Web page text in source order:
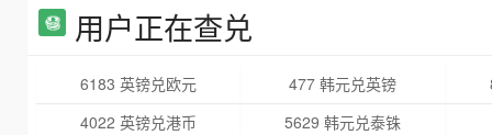
用户正在查兑
6183 英镑兑欧元 477 韩元兑英镑
4022 英镑兑港币
5629 韩元兑泰铢